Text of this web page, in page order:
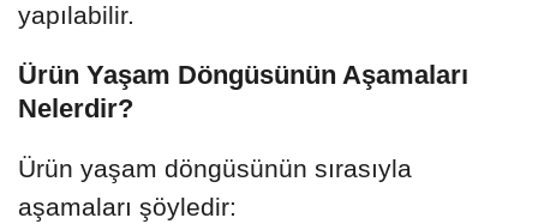
yapılabilir.
Ürün Yaşam Döngüsünün Aşamaları
Nelerdir?
Ürün yaşam döngüsünün sırasıyla
aşamaları şöyledir: